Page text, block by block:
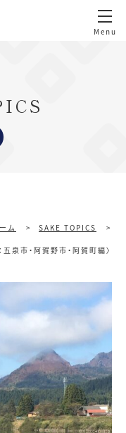
ム > SAKE TOPICS >
泉市・阿賀野市・阿賀町編〉